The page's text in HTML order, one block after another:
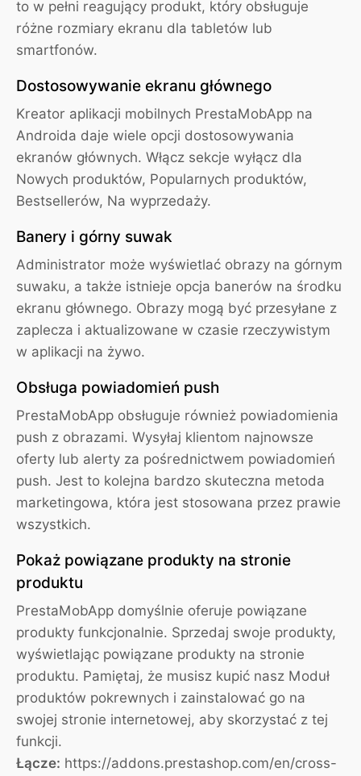
to w pełni reagujący produkt, który obsługuje
różne rozmiary ekranu dla tabletów lub
smartfonów.
Dostosowywanie ekranu głównego
Kreator aplikacji mobilnych PrestaMobApp na
Androida daje wiele opcji dostosowywania
ekranów głównych. Włącz sekcje wyłącz dla
Nowych produktów, Popularnych produktów,
Bestsellerów, Na wyprzedaży.
Banery i górny suwak
Administrator może wyświetlać obrazy na górnym
suwaku, a także istnieje opcja banerów na środku
ekranu głównego. Obrazy mogą być przesyłane z
zaplecza i aktualizowane w czasie rzeczywistym
w aplikacji na żywo.
Obsługa powiadomień push
PrestaMobApp obsługuje również powiadomienia
push z obrazami. Wysyłaj klientom najnowsze
oferty lub alerty za pośrednictwem powiadomień
push. Jest to kolejna bardzo skuteczna metoda
marketingowa, która jest stosowana przez prawie
wszystkich.
Pokaż powiązane produkty na stronie
produktu
PrestaMobApp domyślnie oferuje powiązane
produkty funkcjonalnie. Sprzedaj swoje produkty,
wyświetlając powiązane produkty na stronie
produktu. Pamiętaj, że musisz kupić nasz Moduł
produktów pokrewnych i zainstalować go na
swojej stronie internetowej, aby skorzystać z tej
funkcji.
Łącze: https://addons.prestashop.com/en/cross-